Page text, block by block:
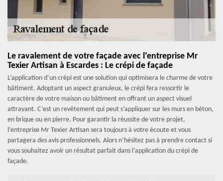
Le ravalement de votre façade avec l’entreprise Mr
Texier Artisan à Escardes : Le crépi de façade
L’application d’un crépi est une solution qui optimisera le charme de votre
bâtiment. Adoptant un aspect granuleux, le crépi fera ressortir le
caractère de votre maison ou bâtiment en offrant un aspect visuel
attrayant. C’est un revêtement qui peut s’appliquer sur les murs en béton,
en brique ou en pierre. Pour garantir la réussite de votre projet,
l’entreprise Mr Texier Artisan sera toujours à votre écoute et vous
partagera des avis professionnels. Alors n’hésitez pas à prendre contact si
vous souhaitez avoir un résultat parfait dans l’application du crépi de
façade.